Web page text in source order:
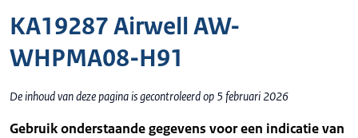
KA19287 Airwell AW-
WHPMA08-H91
De inhoud van deze pagina is gecontroleerd op 5 februari 2026
Gebruik onderstaande gegevens voor een indicatie van